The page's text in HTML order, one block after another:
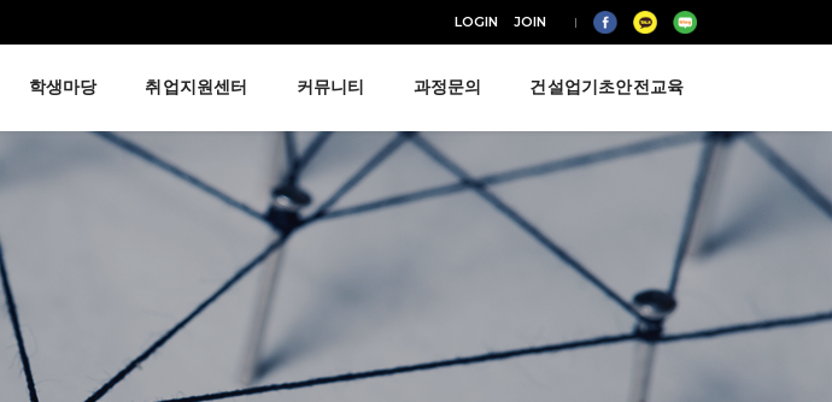
LOGIN JOIN
학생마당 취업지원센터 커뮤니티 과정문의 건설업기초안전교육